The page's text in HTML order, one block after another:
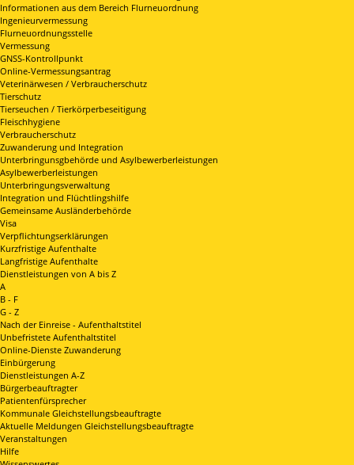
Informationen aus dem Bereich Flurneuordnung
Ingenieurvermessung
Flurneuordnungsstelle
Vermessung
GNSS-Kontrollpunkt
Online-Vermessungsantrag
Veterinärwesen / Verbraucherschutz
Tierschutz
Tierseuchen / Tierkörperbeseitigung
Fleischhygiene
Verbraucherschutz
Zuwanderung und Integration
Unterbringunsgbehörde und Asylbewerberleistungen
Asylbewerberleistungen
Unterbringungsverwaltung
Integration und Flüchtlingshilfe
Gemeinsame Ausländerbehörde
Visa
Verpflichtungserklärungen
Kurzfristige Aufenthalte
Langfristige Aufenthalte
Dienstleistungen von A bis Z
A
B - F
G - Z
Nach der Einreise - Aufenthaltstitel
Unbefristete Aufenthaltstitel
Online-Dienste Zuwanderung
Einbürgerung
Dienstleistungen A-Z
Bürgerbeauftragter
Patientenfürsprecher
Kommunale Gleichstellungsbeauftragte
Aktuelle Meldungen Gleichstellungsbeauftragte
Veranstaltungen
Hilfe